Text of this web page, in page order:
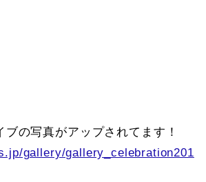
の写真がアップされてます！
gallery/gallery_celebration201